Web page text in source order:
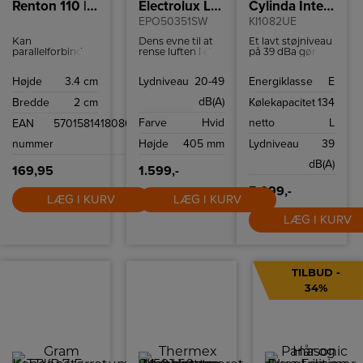
Renton 110 | Batten Light Fitting | White
Kan
parallelforbindes
Tilslutningsledning
Kontakt på
forlænges ved at
skinner
Højde
3.4 cm
Bredde
2 cm
EAN
nummer
5701581418080
169,95
LÆG I KURV
Electrolux Luftfugtere
EPO50351SW
Dens evne til at
rense luften i et
særlig
Spiraludløbet
hvirvel, der
cirkulerer ren luft
Lydniveau 20-49
dB(A)
Farve
Hvid
Højde
405 mm
1.599,-
LÆG I KURV
Cylinda Integrerbart køleskab
KI1082UE
Et lavt støjniveau
på 39 dBa gør
tilstedeværelse i
den effektive
sørger for, at det
uden at forstyrre
Energiklasse
E
Kølekapacitet
netto
134
L
Lydniveau
39
dB(A)
5.099,-
LÆG I KURV
TILBUD -
34%